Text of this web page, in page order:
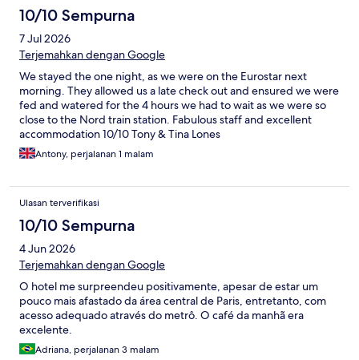
10/10 Sempurna
7 Jul 2026
Terjemahkan dengan Google
We stayed the one night, as we were on the Eurostar next
morning. They allowed us a late check out and ensured we were
fed and watered for the 4 hours we had to wait as we were so
close to the Nord train station. Fabulous staff and excellent
accommodation 10/10 Tony & Tina Lones
Antony, perjalanan 1 malam
Ulasan terverifikasi
10/10 Sempurna
4 Jun 2026
Terjemahkan dengan Google
O hotel me surpreendeu positivamente, apesar de estar um
pouco mais afastado da área central de Paris, entretanto, com
acesso adequado através do metrô. O café da manhã era
excelente.
Adriana, perjalanan 3 malam